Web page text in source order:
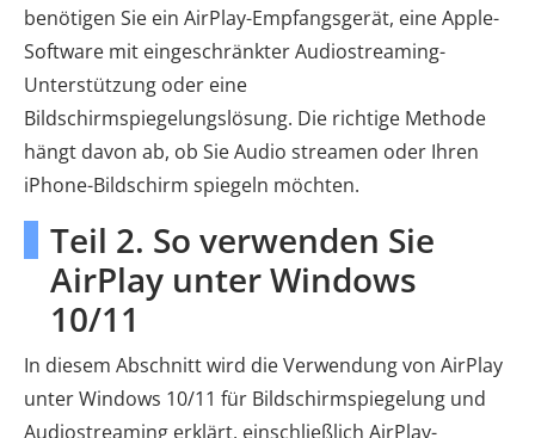
benötigen Sie ein AirPlay-Empfangsgerät, eine Apple-
Software mit eingeschränkter Audiostreaming-
Unterstützung oder eine
Bildschirmspiegelungslösung. Die richtige Methode
hängt davon ab, ob Sie Audio streamen oder Ihren
iPhone-Bildschirm spiegeln möchten.
Teil 2. So verwenden Sie
AirPlay unter Windows
10/11
In diesem Abschnitt wird die Verwendung von AirPlay
unter Windows 10/11 für Bildschirmspiegelung und
Audiostreaming erklärt, einschließlich AirPlay-